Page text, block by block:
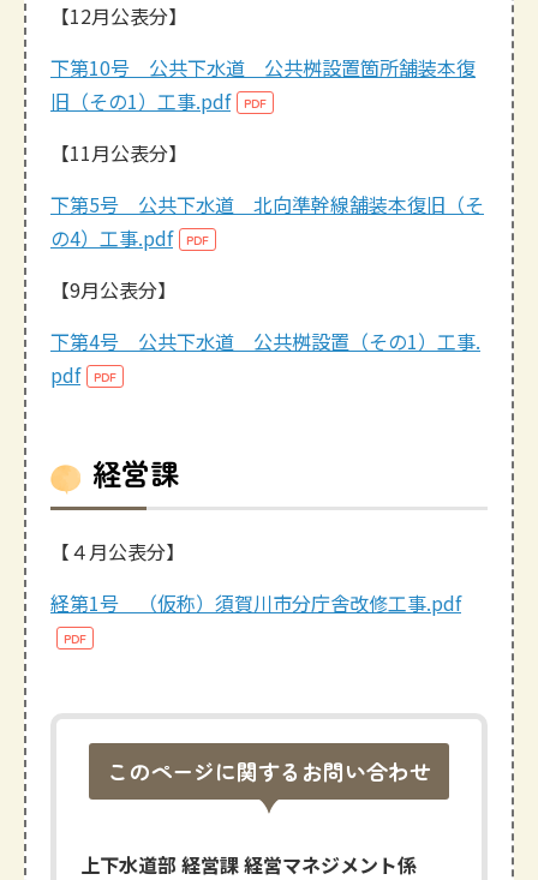
【12月公表分】
下第10号 公共下水道 公共桝設置箇所舗装本復
旧（その1）工事.pdf
【11月公表分】
下第5号 公共下水道 北向準幹線舗装本復旧（そ
の4）工事.pdf
【9月公表分】
下第4号 公共下水道 公共桝設置（その1）工事.
pdf
経営課
【４月公表分】
経第1号 （仮称）須賀川市分庁舎改修工事.pdf
このページに関するお問い合わせ
上下水道部 経営課 経営マネジメント係